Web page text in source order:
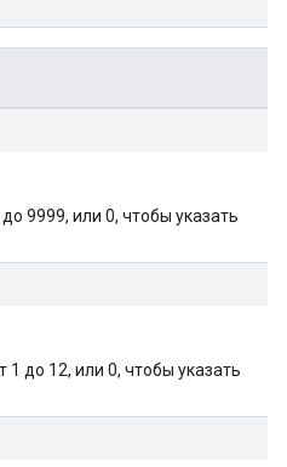
9999, или 0, чтобы указать
до 12, или 0, чтобы указать